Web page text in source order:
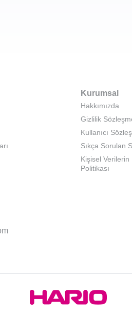
Kurumsal
Hakkımızda
Gizlilik
Kullanıcı
Sıkça Sorulan
Kişisel Verilerin
Politikası